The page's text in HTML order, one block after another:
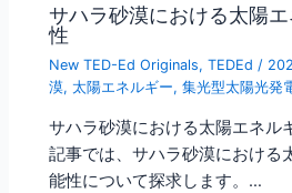
サハラ砂漠における太陽
性
New TED-Ed Originals,TEDEd /
漠,太陽エネルギー,集光型太陽光発
サハラ砂漠における太陽エネル
記事では、サハラ砂漠における
能性について探求します。…